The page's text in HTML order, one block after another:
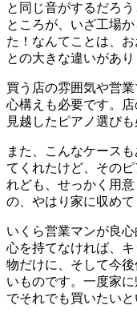
と同じ音がするだろ
ところが、いざ工場
た！なんてことは、
との大きな違いがあり
買う店の雰囲気や営
心構えも必要です。
見越したピアノ選びも
また、こんなケース
てくれたけど、その
れども、せっかく用
の、やはり家に収めて
いくら営業マンが良
心を持てなければ、
物だけに、そして今
いものです。一度家
でそれでも買いたい